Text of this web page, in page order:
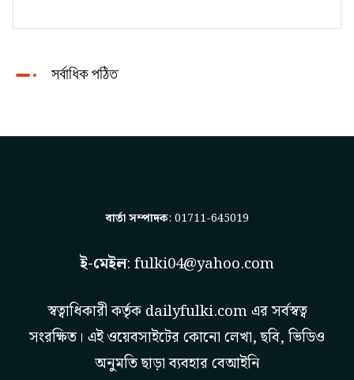
সর্বাধিক পঠিত
বার্তা সম্পাদক: 01711-645019
ই-মেইল: fulki04@yahoo.com
স্বত্বাধিকারী কর্তৃক dailyfulki.comএর সর্বস্বত্ব
সংরক্ষিত। এই ওয়েবসাইটের কোনো লেখা, ছবি, ভিডিও
অনুমতি ছাড়া ব্যবহার বেআইনি